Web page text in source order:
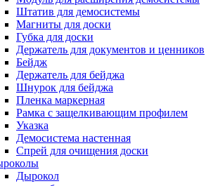
Штатив для демосистемы
Магниты для доски
Губка для доски
Держатель для документов и ценников
Бейдж
Держатель для бейджа
Шнурок для бейджа
Пленка маркерная
Рамка с защелкивающим профилем
Указка
Демосистема настенная
Спрей для очищения доски
Дырокол